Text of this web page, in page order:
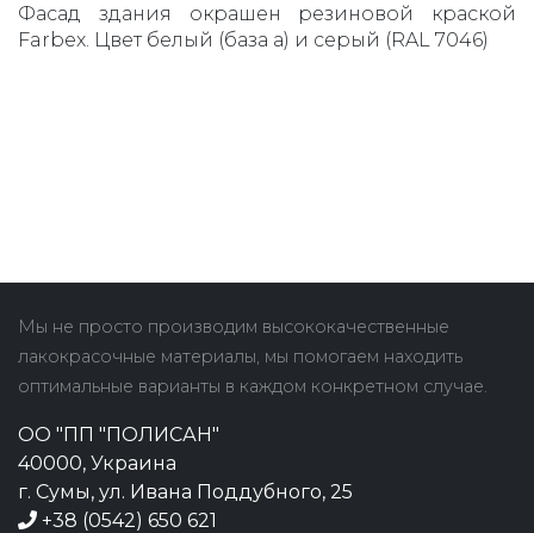
Фасад здания окрашен резиновой краской
Farbex. Цвет белый (база а) и серый (RAL 7046)
Мы не просто производим высококачественные
лакокрасочные материалы, мы помогаем находить
оптимальные варианты в каждом конкретном случае.
ОО "ПП "ПОЛИСАН"
40000, Украина
г. Сумы, ул. Ивана Поддубного, 25
+38 (0542) 650 621